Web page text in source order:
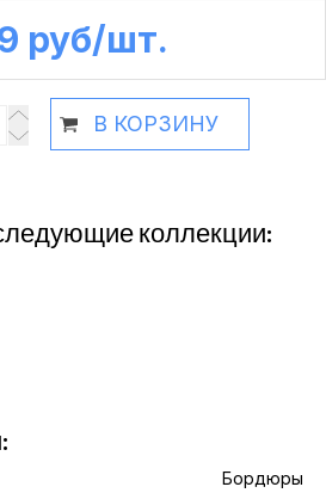
руб /шт.
В КОРЗИНУ
коллекции:
Бордюры